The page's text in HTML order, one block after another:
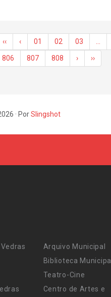
‹‹ ‹ 01 02 03
806 807 808 › ››
· PorSlingshot
Arquivo Municipal
Biblioteca Municipal
Teatro-Cine
Centro de Artes e